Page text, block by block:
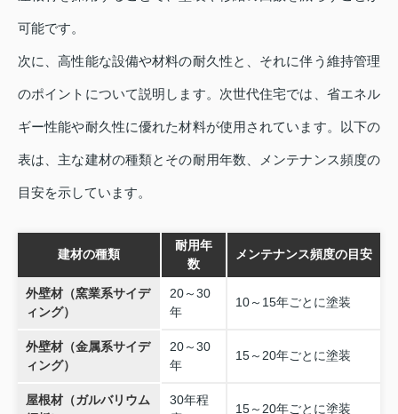
可能です。
次に、高性能な設備や材料の耐久性と、それに伴う維持管理
のポイントについて説明します。次世代住宅では、省エネル
ギー性能や耐久性に優れた材料が使用されています。以下の
表は、主な建材の種類とその耐用年数、メンテナンス頻度の
目安を示しています。
建材の種類
耐用年
数
メンテナンス頻度の目安
外壁材（窯業系サイデ
ィング）
20～30
年
10～15年ごとに塗装
外壁材（金属系サイデ
ィング）
20～30
年
15～20年ごとに塗装
屋根材（ガルバリウム
30年程
15～20年ごとに塗装